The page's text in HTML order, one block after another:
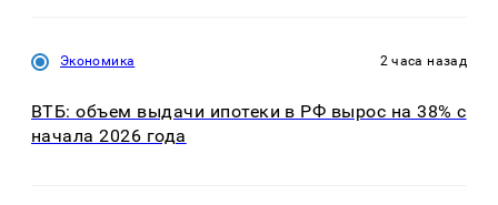
Экономика 2 часа назад
ВТБ: объем выдачи ипотеки в РФ вырос на 38% с
начала 2026 года